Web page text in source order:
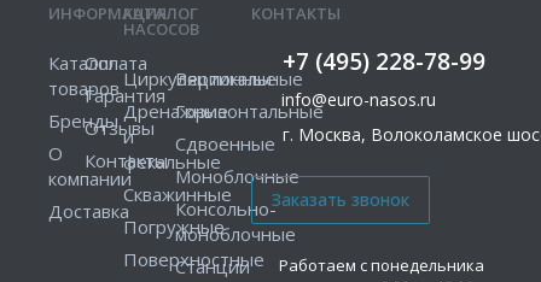
КОНТАКТЫ
+7 (495) 228-78-99
info@euro-nasos.ru
г. Москва, Волоколамское
Работаем с понедельника
ИНФОРМАЦИЯ
Каталог
товаров
Бренды
О
компании
Доставка
Оплата
Гарантия
Отзывы
Контакты
КАТАЛОГ
НАСОСОВ
Циркуляционные
Дренажные
и
фекальные
Скважинные
Погружные
Поверхностные
Вертикальные
Горизонтальные
Сдвоенные
Моноблочные
Консольно-
моноблочные
Станции